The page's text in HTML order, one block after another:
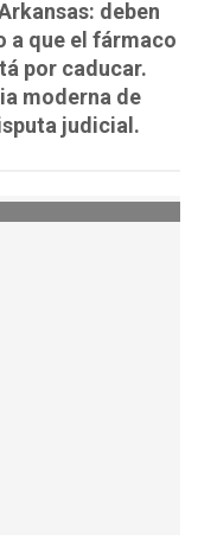
deben
a que el fármaco
por caducar.
moderna de
judicial.